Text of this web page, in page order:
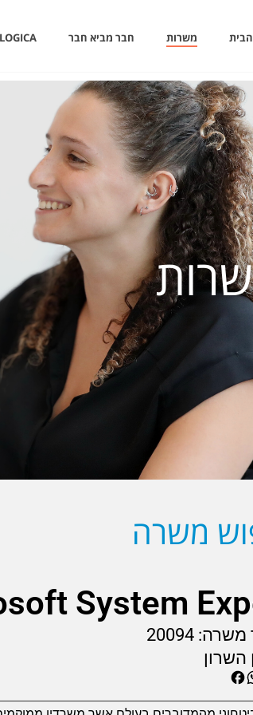
חבר מביא חבר משרות
משרה
System
משרה: 20094
השרון